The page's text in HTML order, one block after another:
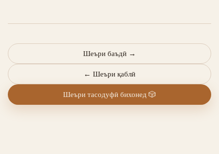
← Шеъри қаблӣ
Шеъри баъдӣ →
Шеъри тасодуфӣ бихонед 🎲